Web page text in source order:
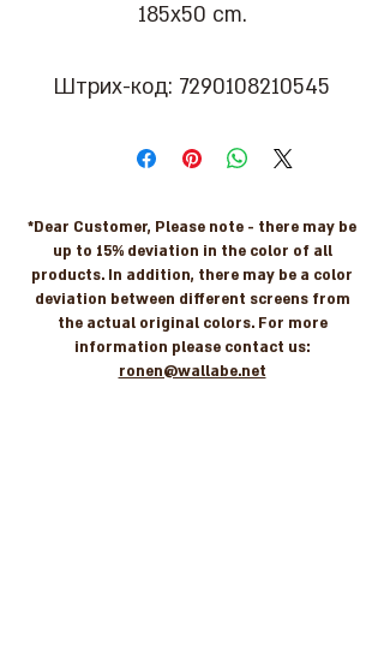
185x50 cm.
Штрих-код: 7290108210545
*Dear Customer, Please note - there may be
up to 15% deviation in the color of all
products. In addition, there may be a color
deviation between different screens from
the actual original colors. For more
information please contact us:
ronen@wallabe.net